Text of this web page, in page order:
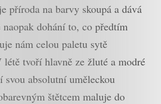
příroda na barvy skoupá a dává
dohání to, co předtím
nám celou paletu sytě
tvoří hlavně ze žluté a modré
svou absolutní uměleckou
štětcem maluje do